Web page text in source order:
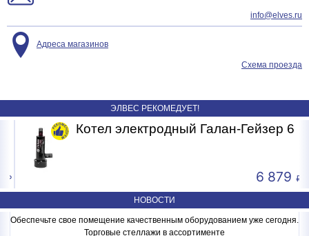
НОВОСТИ
Обеспечьте свое помещение качественным оборудованием уже сегодня.
Торговые стеллажи в ассортименте
ЭЛВЕС РЕКОМЕДУЕТ!
Котел электродный Галан-Гейзер 6
6 879
info@elves.ru
Адреса магазинов
Схема проезда